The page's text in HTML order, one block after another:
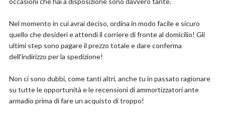
Nel momento in cui avrai deciso, ordina in modo facile e sicuro
quello che desideri e attendi il corriere di fronte al domicilio! Gli
ultimi step sono pagare il prezzo totale e dare conferma
dell'indirizzo per la spedizione!
Non ci sono dubbi, come tanti altri, anche tu in passato ragionare
su tutte le opportunità e le recensioni di ammortizzatori ante
armadio prima di fare un acquisto di troppo!